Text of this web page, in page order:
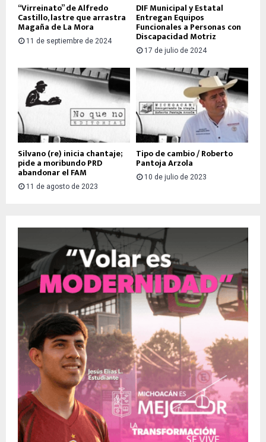
“Virreinato” de Alfredo
Castillo, lastre que arrastra
Magaña de La Mora
11 de septiembre de 2024
DIF Municipal y Estatal
Entregan Equipos
Funcionales a Personas con
Discapacidad Motriz
17 de julio de 2024
Silvano (re) inicia chantaje;
pide a moribundo PRD
abandonar el FAM
11 de agosto de 2023
Tipo de cambio / Roberto
Pantoja Arzola
10 de julio de 2023